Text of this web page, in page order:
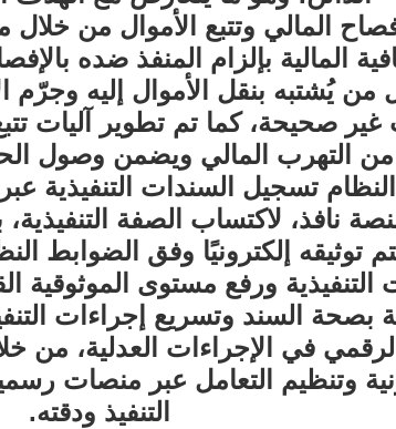
المالي وتتبع الأموال من
المالية بإلزام المنفذ ضده
يُشتبه بنقل الأموال إليه وجرّم
صحيحة، كما تم تطوير آليات
من التهرب المالي ويضمن وصول
تسجيل السندات التنفيذية
نافذ، لاكتساب الصفة التنفيذية،
توثيقه إلكترونيًا وفق الضوابط
التنفيذية ورفع مستوى الموثوقية
بصحة السند وتسريع إجراءات
في الإجراءات العدلية، من
وتنظيم التعامل عبر منصات
التنفيذ ودقته.